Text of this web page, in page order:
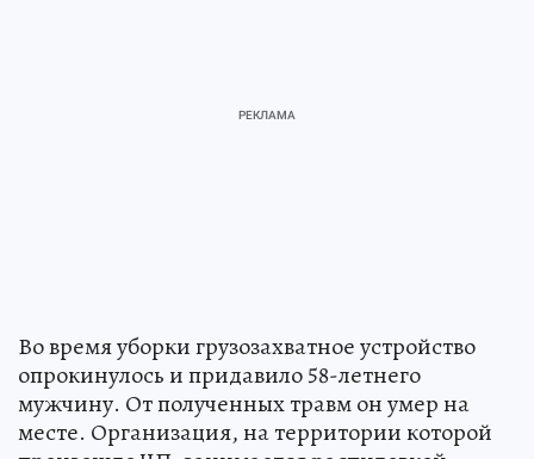
Во время уборки грузозахватное устройство
опрокинулось и придавило 58-летнего
мужчину. От полученных травм он умер на
месте. Организация, на территории которой